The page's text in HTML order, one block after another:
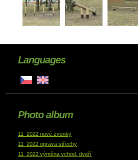
Languages
Photo album
11_2022 nové zvonky
11_2022 oprava střechy
11_2022 výměna vchod. dveří